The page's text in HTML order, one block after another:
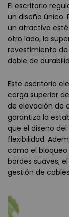
El escritorio
un diseño único.
un atractivo
otro lado, la
revestimiento
doble de
Este escritorio
carga superior
de elevación de
garantiza la
que el diseño
flexibilidad.
como el bloqueo
bordes suaves,
gestión de